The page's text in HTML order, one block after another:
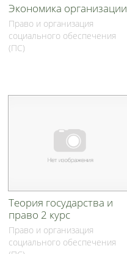
Экономика организации
Право и организация
социального обеспечения
(ПС)
Теория государства и
право 2 курс
Право и организация
социального обеспечения